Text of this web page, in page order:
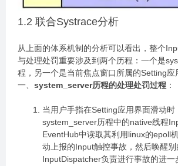
1.2 联合Systrace分析
从上面的体系机制的分析可以看出，整个
与处理处罚重要涉及到两个历程：一个是
程，另一个是当前焦点窗口所属的Setting应
一、 system_server历程的处理处罚过程 ：
当用户手指在Setting应用界面滑动时
system_server历程中的native线程
EventHub中读取其利用linux的epoll
动上报的Input触控事故，然后唤醒
InputDispatcher负责进行事故的进一